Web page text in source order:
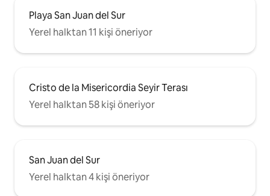
Playa San Juan del Sur
Yerel halktan 11 kişi öneriyor
Cristo de la Misericordia Seyir Terası
Yerel halktan 58 kişi öneriyor
San Juan del Sur
Yerel halktan 4 kişi öneriyor